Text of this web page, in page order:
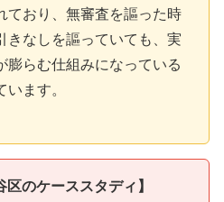
ており、無審査を謳った時
きなしを謳っていても、実
膨らむ仕組みになっている
ます。
のケーススタディ】